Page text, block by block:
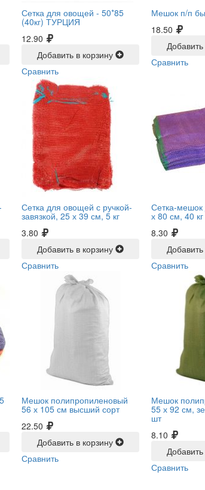
Сетка для овощей - 50*85
(40кг) ТУРЦИЯ
12.90
Добавить в корзину
Сравнить
Мешок п/п
18.50
Сравнить
Сетка для овощей с ручкой-
завязкой, 25 х 39 см, 5 кг
3.80
Добавить в корзину
Сравнить
Сетка-
х 80 см, 40
8.30
Сравнить
Мешок полипропиленовый
56 х 105 см высший сорт
22.50
Добавить в корзину
Сравнить
Мешок
55 х 92 см,
шт
8.10
Сравнить